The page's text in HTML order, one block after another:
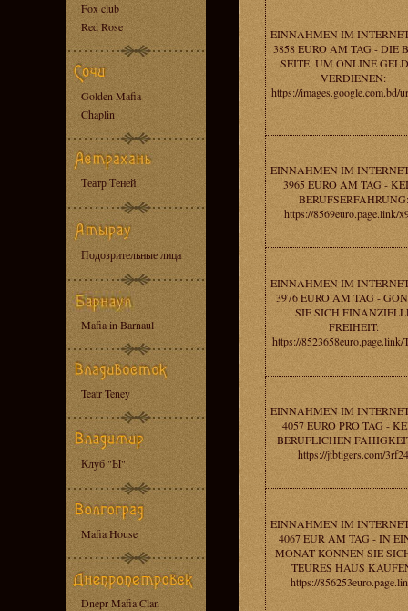
Fox club
Red Rose
Golden Mafia
Chaplin
Театр Теней
Подозрительные лица
Mafia in Barnaul
Teatr Teney
Клуб "Ы"
Mafia House
Dnepr Mafia Clan
EINNAHMEN IM
3858 EURO AM TAG - DIE
SEITE, UM ONLINE
VERDIENEN:
https://images.google.com.bd/
EINNAHMEN IM
3965 EURO AM TAG -
BERUFSERFAHRUNG:
https://8569euro.page.link/
EINNAHMEN IM
3976 EURO AM TAG -
SIE SICH
FREIHEIT:
https://
EINNAHMEN IM
4057 EURO PRO TAG -
BERUFLICHEN
https://jtbtigers.com/3rf24
EINNAHMEN IM
4067 EUR AM TAG - IN
MONAT KONNEN SIE
TEURES HAUS
https://